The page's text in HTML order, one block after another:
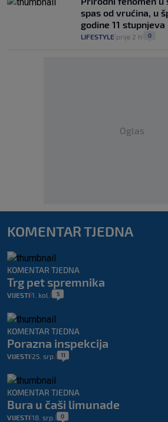
spas od vrućina, u
godine 11 stupnjeva
LIFESTYLE prije 2 h 0
Oglas
KOMENTAR TJEDNA
KOMENTAR TJEDNA
Trg pet spremnika
VIJESTI 1. kol. 5
KOMENTAR TJEDNA
Porazna inspekcija
VIJESTI 25. srp. 11
KOMENTAR TJEDNA
Bura u čaši limunade
VIJESTI 18. srp. 0